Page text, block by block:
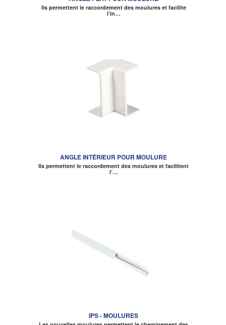
Ils permettent le raccordement des moulures et facilite
l’in…
ANGLE INTÉRIEUR POUR MOULURE
Ils permettent le raccordement des moulures et facilitent
l’…
IPS - MOULURES